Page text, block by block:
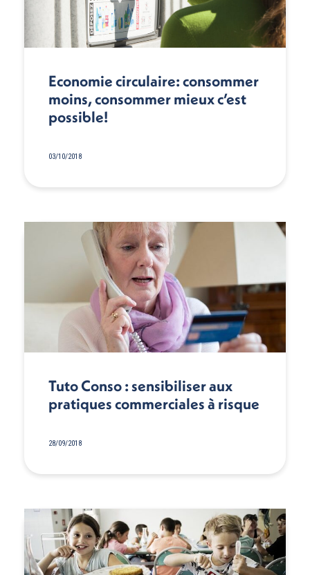
Economie circulaire: consommer
moins, consommer mieux c’est
possible!
03/10/2018
Tuto Conso : sensibiliser aux
pratiques commerciales à risque
28/09/2018